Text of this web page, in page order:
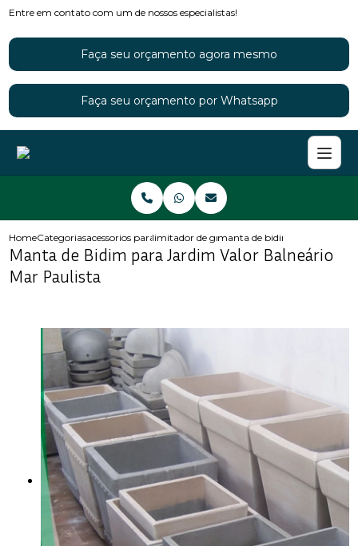
Entre em contato com um de nossos especialistas!
Faça seu orçamento agora mesmo
Faça seu orçamento por Whatsapp
HomeCategoriasacessorios para jardinslimitador de grama para jardim
manta de bidim para jardim
Manta de Bidim para Jardim Valor Balneário
Mar Paulista